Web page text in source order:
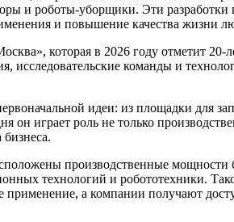
и роботы-уборщики. Эти
и повышение качества жизни
которая в 2026 году отметит
исследовательские команды и
идеи: из площадки для
он играет роль не только
производственные
технологий и робототехники.
применение, а компании получают